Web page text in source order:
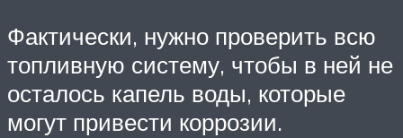
Фактически, нужно проверить всю
топливную систему, чтобы в ней не
осталось капель воды, которые
могут привести коррозии.